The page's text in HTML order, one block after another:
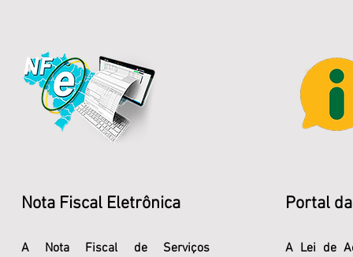
Nota Fiscal Eletrônica
A Nota Fiscal de Serviços
Portal
A Lei de